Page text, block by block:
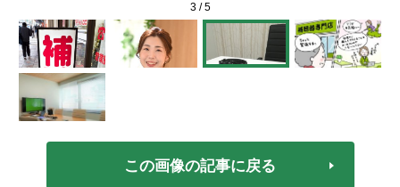
3/5
この画像の記事に戻る